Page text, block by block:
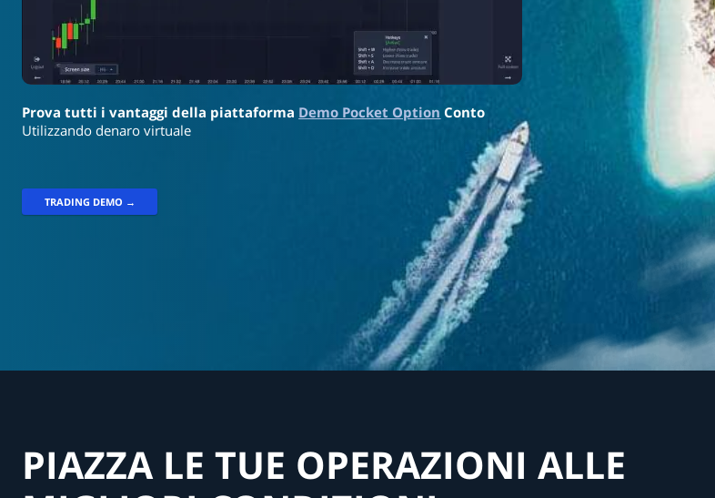
Prova tutti i vantaggi della piattaforma Demo Pocket Option Conto
Utilizzando denaro virtuale
TRADING DEMO →
PIAZZA LE TUE OPERAZIONI ALLE